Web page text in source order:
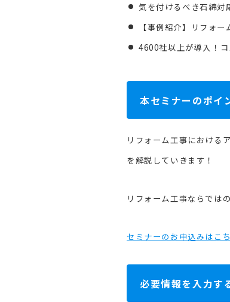
気を付けるべき石綿対
【事例紹介】リフォ
4600社以上が導入！
本セミナーのポイ
リフォーム工事における
を解説していきます！
リフォーム工事ならでは
セミナーのお申込みはこ
必要情報を入力す